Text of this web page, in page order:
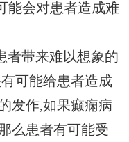
能会对患者造成难
者带来难以想象的
可能给患者造成
发作,如果癫痫病
么患者有可能受